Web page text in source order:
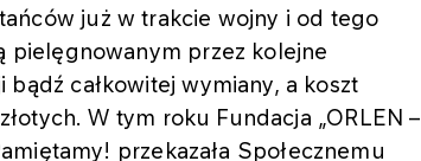
już w trakcie wojny i od tego
pielęgnowanym przez kolejne
całkowitej wymiany, a koszt
W tym roku Fundacja „ORLEN –
przekazała Społecznemu